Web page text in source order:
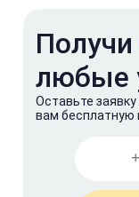
Получи
любые
Оставьте
вам бесплатную